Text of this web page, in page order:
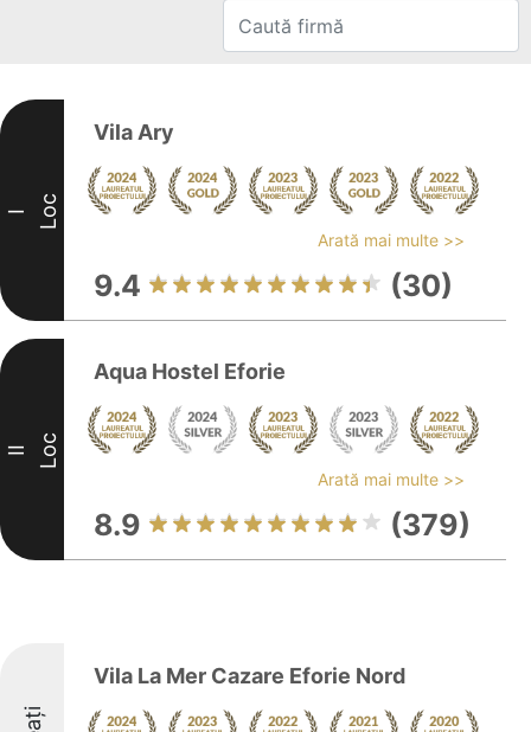
I Loc
Vila Ary
Arată mai multe >>
9.4 (30)
II Loc
Aqua Hostel Eforie
Arată mai multe >>
8.9 (379)
Vila La Mer Cazare Eforie Nord